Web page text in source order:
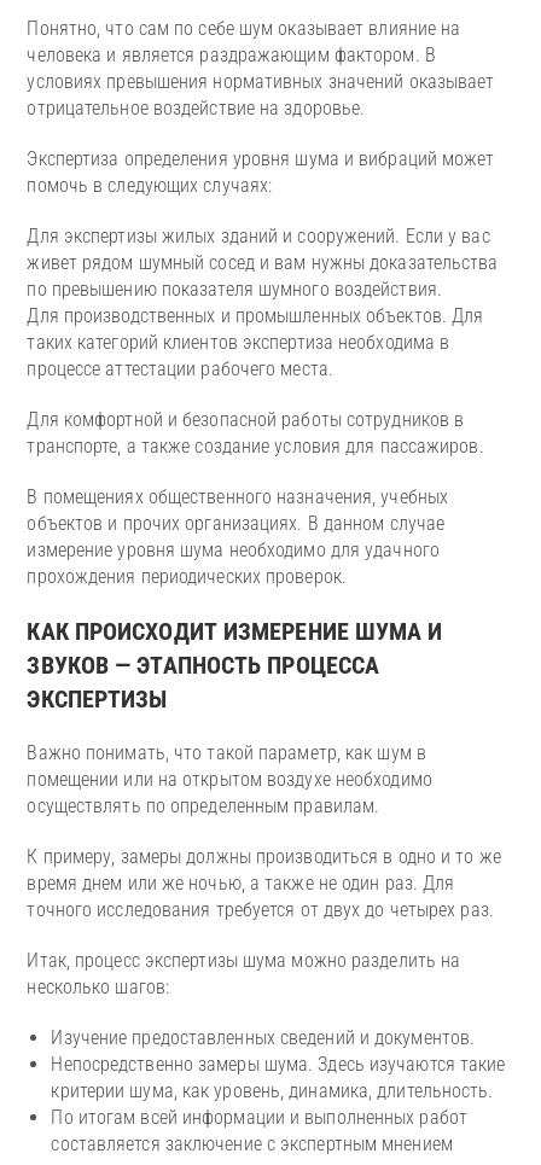
Понятно, что сам по себе шум оказывает влияние на
человека и является раздражающим фактором. В
условиях превышения нормативных значений оказывает
отрицательное воздействие на здоровье.
Экспертиза определения уровня шума и вибраций может
помочь в следующих случаях:
Для экспертизы жилых зданий и сооружений. Если у вас
живет рядом шумный сосед и вам нужны доказательства
по превышению показателя шумного воздействия.
Для производственных и промышленных объектов. Для
таких категорий клиентов экспертиза необходима в
процессе аттестации рабочего места.
Для комфортной и безопасной работы сотрудников в
транспорте, а также создание условия для пассажиров.
В помещениях общественного назначения, учебных
объектов и прочих организациях. В данном случае
измерение уровня шума необходимо для удачного
прохождения периодических проверок.
КАК ПРОИСХОДИТ ИЗМЕРЕНИЕ ШУМА И
ЗВУКОВ — ЭТАПНОСТЬ ПРОЦЕССА
ЭКСПЕРТИЗЫ
Важно понимать, что такой параметр, как шум в
помещении или на открытом воздухе необходимо
осуществлять по определенным правилам.
К примеру, замеры должны производиться в одно и то же
время днем или же ночью, а также не один раз. Для
точного исследования требуется от двух до четырех раз.
Итак, процесс экспертизы шума можно разделить на
несколько шагов:
Изучение предоставленных сведений и документов.
Непосредственно замеры шума. Здесь изучаются такие
критерии шума, как уровень, динамика, длительность.
По итогам всей информации и выполненных работ
составляется заключение с экспертным мнением